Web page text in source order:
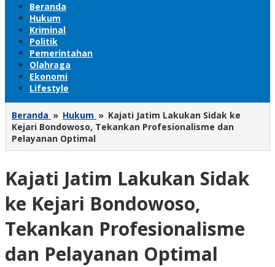
Beranda
Hukum
Kriminal
Politik
Pemerintahan
Olahraga
Ekonomi
Lifestyle
Beranda » Hukum » Kajati Jatim Lakukan Sidak ke
Kejari Bondowoso, Tekankan Profesionalisme dan
Pelayanan Optimal
Kajati Jatim Lakukan Sidak
ke Kejari Bondowoso,
Tekankan Profesionalisme
dan Pelayanan Optimal